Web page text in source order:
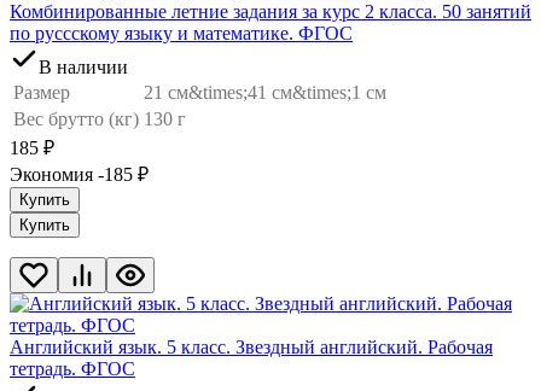
Комбинированные летние задания за курс 2 класса. 50 занятий
по руссскому языку и математике. ФГОС
В наличии
Размер
21 см&times;41 см&times;1 см
Вес брутто (кг) 130 г
185 ₽
Экономия -185 ₽
Купить
Купить
Английский язык. 5 класс. Звездный английский. Рабочая
тетрадь. ФГОС